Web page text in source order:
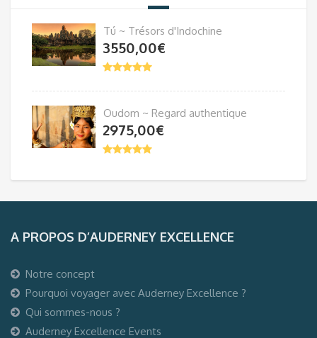
Tú ~ Trésors d'Indochine
3550,00€
Oudom ~ Regard authentique
2975,00€
A PROPOS D’AUDERNEY EXCELLENCE
Notre concept
Pourquoi voyager avec Auderney Excellence ?
Qui sommes-nous ?
Auderney Excellence Events